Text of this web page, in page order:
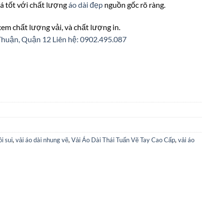
tốt với chất lượngáo dài đẹp nguồn gốc rõ ràng.
chất lượng vải, và chất lượng in.
Quận 12 Liên hệ: 0902.495.087
sui, vải áo dài nhung vẽ, Vải Áo Dài Thái Tuấn Vẽ Tay Cao Cấp, vải áo